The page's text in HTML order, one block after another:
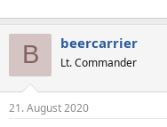
B beercarrier
Lt. Commander
21. August 2020